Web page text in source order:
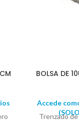
BOLSA DE
Accede
Trenzado